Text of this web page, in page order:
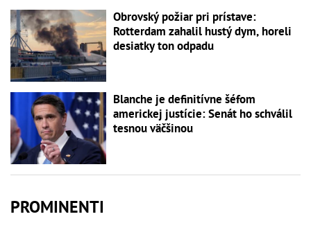
Obrovský požiar pri prístave:
Rotterdam zahalil hustý dym, horeli
desiatky ton odpadu
Blanche je definitívne šéfom
americkej justície: Senát ho schválil
tesnou väčšinou
PROMINENTI